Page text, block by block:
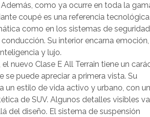
Además, como ya ocurre en toda la
coupé es una referencia
como en los sistemas de
Su interior encarna emoción,
y lujo.
el nuevo Clase E All Terrain tiene un
se puede apreciar a primera vista. Su
un estilo de vida activo y urbano, con
de SUV. Algunos detalles visibles
del diseño. El sistema de suspensión